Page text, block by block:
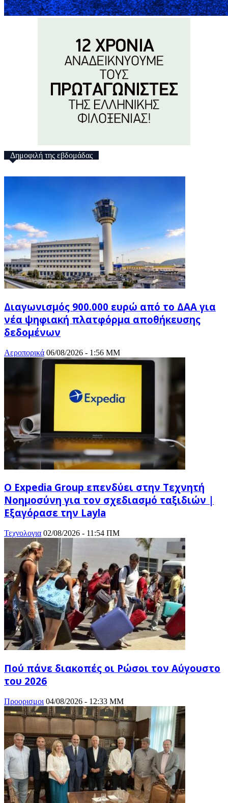
Δημοφιλή της εβδομάδας
Διαγωνισμός 900.000 ευρώ από το ΔΑΑ για
νέα ψηφιακή πλατφόρμα αποθήκευσης
δεδομένων
Αεροπορικά 06/08/2026 - 1:56 ΜΜ
Ο Expedia Group επενδύει στην Τεχνητή
Νοημοσύνη για τον σχεδιασμό ταξιδιών |
Εξαγόρασε την Layla
Τεχνολογια 02/08/2026 - 11:54 ΠΜ
Πού πάνε διακοπές οι Ρώσοι τον Αύγουστο
του 2026
Προορισμοι 04/08/2026 - 12:33 ΜΜ